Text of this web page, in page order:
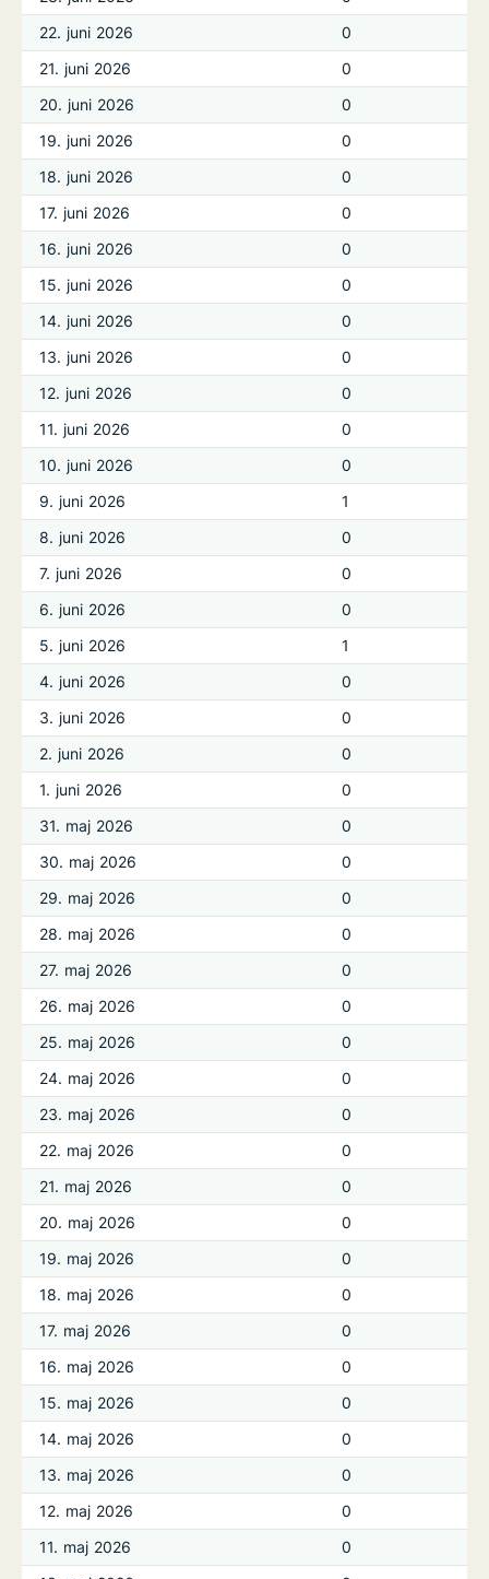
22. juni 2026
0
21. juni 2026
0
20. juni 2026
0
19. juni 2026
0
18. juni 2026
0
17. juni 2026
0
16. juni 2026
0
15. juni 2026
0
14. juni 2026
0
13. juni 2026
0
12. juni 2026
0
11. juni 2026
0
10. juni 2026
0
9. juni 2026
1
8. juni 2026
0
7. juni 2026
0
6. juni 2026
0
5. juni 2026
1
4. juni 2026
0
3. juni 2026
0
2. juni 2026
0
1. juni 2026
0
31. maj 2026
0
30. maj 2026
0
29. maj 2026
0
28. maj 2026
0
27. maj 2026
0
26. maj 2026
0
25. maj 2026
0
24. maj 2026
0
23. maj 2026
0
22. maj 2026
0
21. maj 2026
0
20. maj 2026
0
19. maj 2026
0
18. maj 2026
0
17. maj 2026
0
16. maj 2026
0
15. maj 2026
0
14. maj 2026
0
13. maj 2026
0
12. maj 2026
0
11. maj 2026
0